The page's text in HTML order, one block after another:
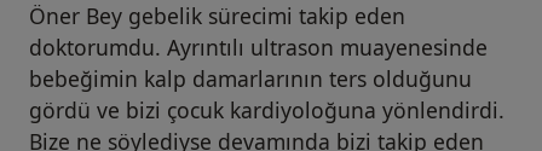
Öner Bey gebelik sürecimi takip eden
doktorumdu. Ayrıntılı ultrason muayenesinde
bebeğimin kalp damarlarının ters olduğunu
gördü ve bizi çocuk kardiyoloğuna yönlendirdi.
Bize ne söylediyse devamında bizi takip eden